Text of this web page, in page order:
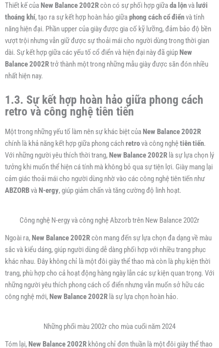
Thiết kế của New Balance 2002Rcòn có sự phối hợp giữada lộnvà lưới
thoáng khí, tạo ra sự kết hợp hoàn hảo giữaphong cách cổ điểnvà tính
năng hiện đại. Phần upper của giày được gia cố kỹ lưỡng, đảm bảo độ bền
vượt trội nhưng vẫn giữ được sự thoải mái cho người dùng trong thời gian
dài. Sự kết hợp giữa các yếu tố cổ điển và hiện đại này đã giúp New
Balance 2002Rtrở thành một trong những mẫu giày được săn đón nhiều
nhất hiện nay.
1.3. Sự kết hợp hoàn hảo giữa phong cách
retro và công nghệ tiên tiến
Một trong những yếu tố làm nên sự khác biệt của New Balance 2002R
chính là khả năng kết hợp giữa phong cáchretrovà công nghệtiên tiến.
Với những người yêu thích thời trang, New Balance 2002R là sự lựa chọn lý
tưởng khi muốn thể hiện cá tính mà không bỏ qua sự tiện lợi. Giày mang lại
cảm giác thoải mái cho người dùng nhờ vào các công nghệ tiên tiến như
ABZORBvà N-ergy, giúp giảm chấn và tăng cường độ linh hoạt.
Công nghệ N-ergy và công nghệ Abzorb trên New Balance 2002r
Ngoài ra, New Balance 2002Rcòn mang đến sự lựa chọn đa dạng về màu
sắc và kiểu dáng, giúp người dùng dễ dàng phối hợp với nhiều trang phục
khác nhau. Đây không chỉ là một đôi giày thể thao mà còn là phụ kiện thời
trang, phù hợp cho cả hoạt động hàng ngày lẫn các sự kiện quan trọng. Với
những người yêu thích phong cách cổ điển nhưng vẫn muốn sở hữu các
công nghệ mới, New Balance 2002R là sự lựa chọn hoàn hảo.
Những phối màu 2002r cho mùa cuối năm 2024
Tóm lại, New Balance 2002R không chỉ đơn thuần là một đôi giày thể thao